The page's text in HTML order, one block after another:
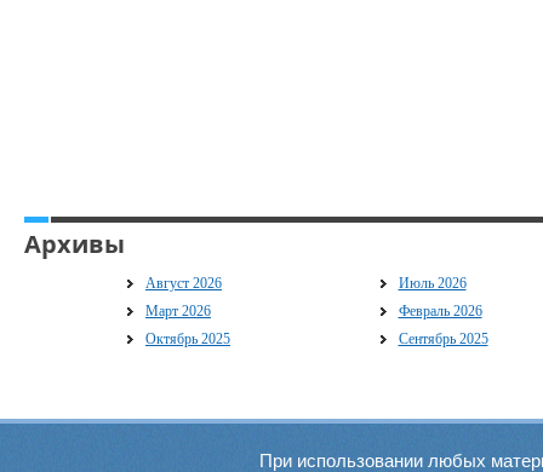
Архивы
Август 2026
Июль 2026
Март 2026
Февраль 2026
Октябрь 2025
Сентябрь 2025
При использовании любых